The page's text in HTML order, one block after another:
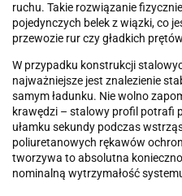
ruchu. Takie rozwiązanie
pojedynczych belek z wiązki, co
przewozie rur czy gładkich
W przypadku konstrukcji
najważniejsze jest znalezienie
samym ładunku. Nie wolno
krawędzi – stalowy profil potrafi
ułamku sekundy podczas
poliuretanowych rękawów
tworzywa to absolutna
nominalną wytrzymałość